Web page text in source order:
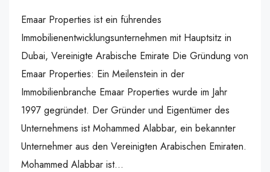
Emaar Properties ist ein führendes
Immobilienentwicklungsunternehmen mit Hauptsitz in
Dubai, Vereinigte Arabische Emirate Die Gründung von
Emaar Properties: Ein Meilenstein in der
Immobilienbranche Emaar Properties wurde im Jahr
1997 gegründet. Der Gründer und Eigentümer des
Unternehmens ist Mohammed Alabbar, ein bekannter
Unternehmer aus den Vereinigten Arabischen Emiraten.
Mohammed Alabbar ist...